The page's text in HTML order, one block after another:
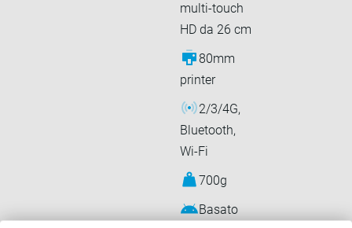
multi-touch
HD da 26 cm
80mm
printer
2/3/4G,
Bluetooth,
Wi-Fi
700g
Basato